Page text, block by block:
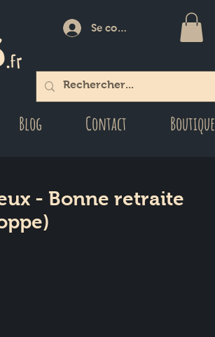
Se connecter
Blog Contact Boutique
- Bonne retraite